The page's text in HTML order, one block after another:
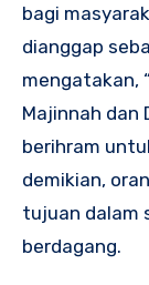
bagi
dianggap
mengatakan,
Majinnah dan
berihram
demikian,
tujuan dalam
berdagang.